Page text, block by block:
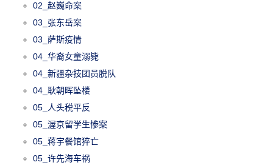
02_赵巍命案
03_张东岳案
03_萨斯疫情
04_华裔女童溺毙
04_新疆杂技团员脱队
04_耿朝晖坠楼
05_人头税平反
05_渥京留学生惨案
05_蒋宇餐馆猝亡
05_许先海车祸